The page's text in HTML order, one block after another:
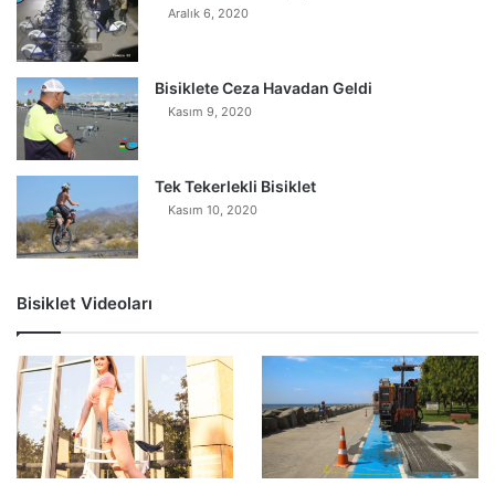
Aralık 6, 2020
Bisiklete Ceza Havadan Geldi
Kasım 9, 2020
Tek Tekerlekli Bisiklet
Kasım 10, 2020
Bisiklet Videoları